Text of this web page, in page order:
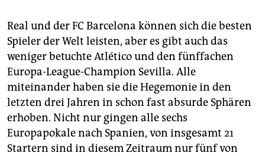
Real und der FC Barcelona können sich die besten
Spieler der Welt leisten, aber es gibt auch das
weniger betuchte Atlético und den fünffachen
Europa-League-Champion Sevilla. Alle
miteinander haben sie die Hegemonie in den
letzten drei Jahren in schon fast absurde Sphären
erhoben. Nicht nur gingen alle sechs
Europapokale nach Spanien, von insgesamt 21
Startern sind in diesem Zeitraum nur fünf von